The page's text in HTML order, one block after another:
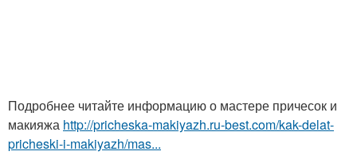
Подробнее читайте информацию о мастере причесок и
макияжа http://pricheska-makiyazh.ru-best.com/kak-delat-
pricheski-i-makiyazh/mas...